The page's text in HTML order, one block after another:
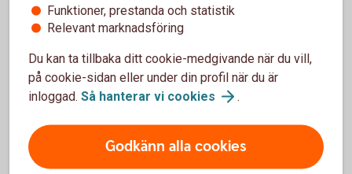
Hur ser jag likviditeten för alla mina konton och
min valutakoncern?
Hur skapar jag en intern kontogrupp?
För att se detta innehåll behöver du först
godkänna cookies för Funktioner, prestanda
Funktioner, prestanda och statistik
Relevant marknadsföring
Du kan ta tillbaka ditt cookie-medgivande när du vill,
på cookie-sidan eller under din profil när du är
inloggad. Så hanterar vi cookies .
Godkänn alla cookies